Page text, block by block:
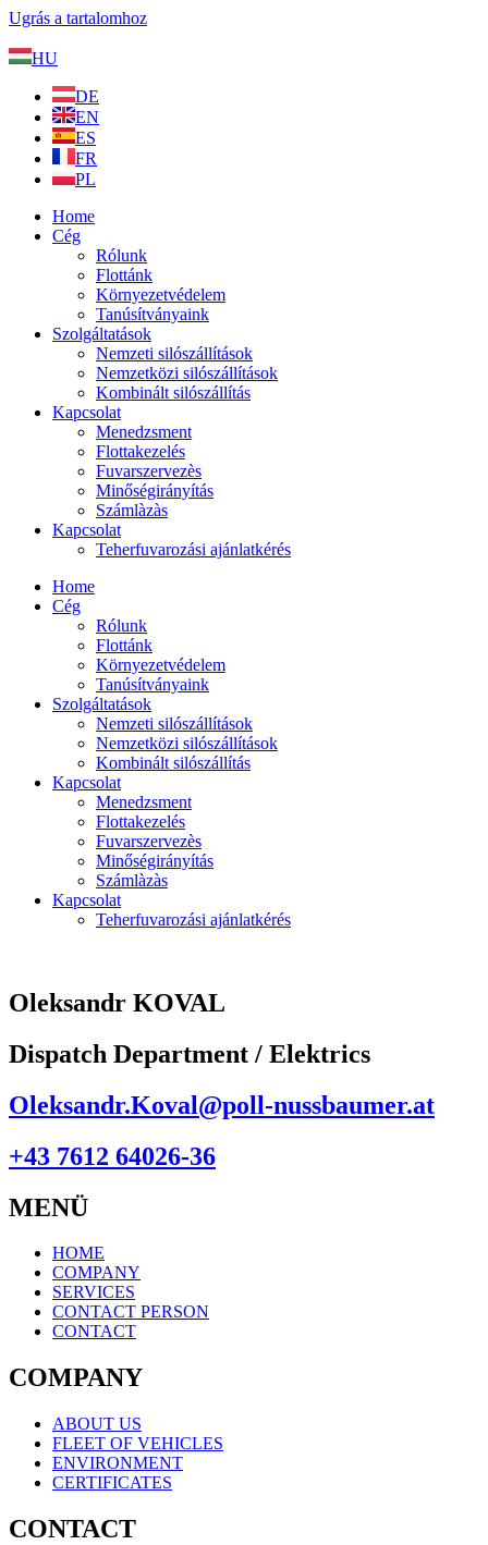
Ugrás a tartalomhoz
HU
DE
EN
ES
FR
PL
Home
Cég
Rólunk
Flottánk
Környezetvédelem
Tanúsítványaink
Szolgáltatások
Nemzeti silószállítások
Nemzetközi silószállítások
Kombinált silószállítás
Kapcsolat
Menedzsment
Flottakezelés
Fuvarszervezès
Minőségirányítás
Számlàzàs
Kapcsolat
Teherfuvarozási ajánlatkérés
Home
Cég
Rólunk
Flottánk
Környezetvédelem
Tanúsítványaink
Szolgáltatások
Nemzeti silószállítások
Nemzetközi silószállítások
Kombinált silószállítás
Kapcsolat
Menedzsment
Flottakezelés
Fuvarszervezès
Minőségirányítás
Számlàzàs
Kapcsolat
Teherfuvarozási ajánlatkérés
Oleksandr KOVAL
Dispatch Department / Elektrics
Oleksandr.Koval@poll-nussbaumer.at
+43 7612 64026-36
MENÜ
HOME
COMPANY
SERVICES
CONTACT PERSON
CONTACT
COMPANY
ABOUT US
FLEET OF VEHICLES
ENVIRONMENT
CERTIFICATES
CONTACT